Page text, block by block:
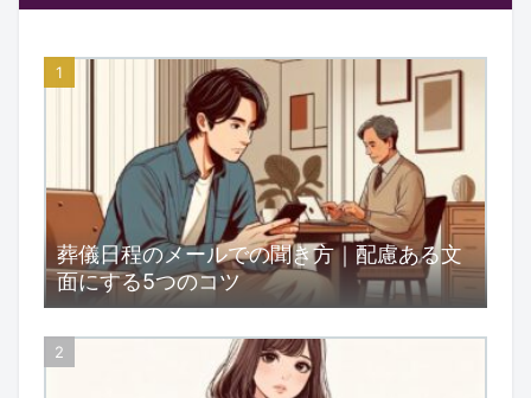
葬儀日程のメールでの聞き方｜配慮ある文
面にする5つのコツ